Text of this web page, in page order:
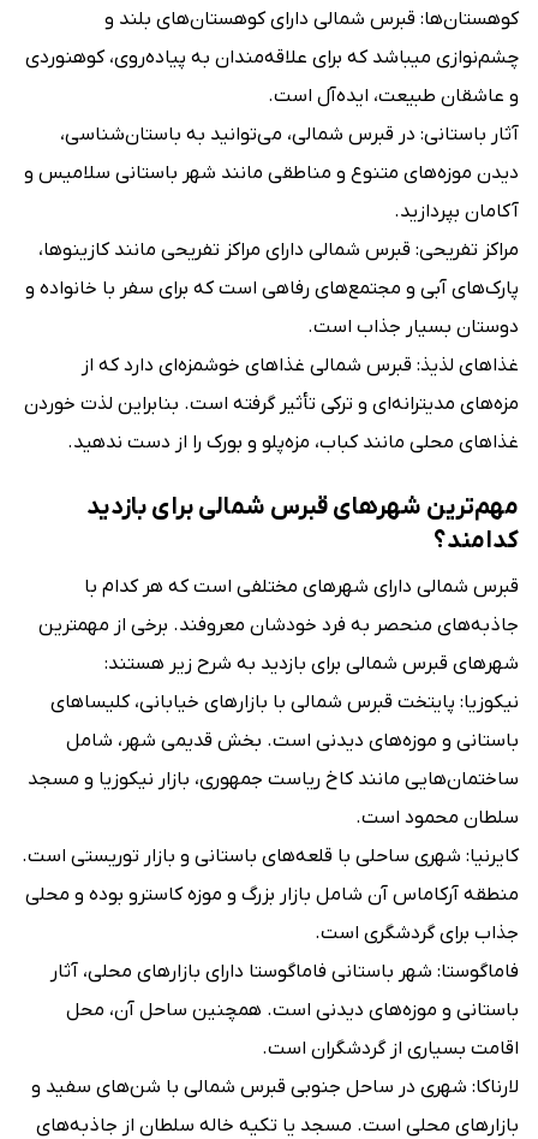
کوهستان‌ها: قبرس شمالی دارای کوهستان‌های بلند و
چشم‌نوازی می‎باشد که برای علاقه‌مندان به پیاده‌روی، کوهنوردی
و عاشقان طبیعت، ایده‌آل است.
آثار باستانی: در قبرس شمالی، می‌توانید به باستان‌شناسی،
دیدن موزه‌های متنوع و مناطقی مانند شهر باستانی سلامیس و
آکامان بپردازید.
مراکز تفریحی: قبرس شمالی دارای مراکز تفریحی مانند کازینوها،
پارک‌های آبی و مجتمع‌های رفاهی است که برای سفر با خانواده و
دوستان بسیار جذاب است.
غذاهای لذیذ: قبرس شمالی غذاهای خوشمزه‌ای دارد که از
مزه‌های مدیترانه‌ای و ترکی تأثیر گرفته است. بنابراین لذت خوردن
غذاهای محلی مانند کباب، مزه‌پلو و بورک را از دست ندهید.
مهم‌ترین شهرهای قبرس شمالی برای بازدید
کدامند؟
قبرس شمالی دارای شهرهای مختلفی است که هر کدام با
جاذبه‌های منحصر به فرد خودشان معروفند. برخی از مهمترین
شهرهای قبرس شمالی برای بازدید به شرح زیر هستند:
نیکوزیا: پایتخت قبرس شمالی با بازارهای خیابانی، کلیساهای
باستانی و موزه‌های دیدنی است. بخش قدیمی شهر، شامل
ساختمان‌هایی مانند کاخ ریاست جمهوری، بازار نیکوزیا و مسجد
سلطان محمود است.
کایرنیا: شهری ساحلی با قلعه‌های باستانی و بازار توریستی است.
منطقه آرکاماس آن شامل بازار بزرگ و موزه کاسترو بوده و محلی
جذاب برای گردشگری است.
فاماگوستا: شهر باستانی فاماگوستا دارای بازارهای محلی، آثار
باستانی و موزه‌های دیدنی است. همچنین ساحل آن، محل
اقامت بسیاری از گردشگران است.
لارناکا: شهری در ساحل جنوبی قبرس شمالی با شن‌های سفید و
بازارهای محلی است. مسجد یا تکیه خاله سلطان از جاذبه‌های